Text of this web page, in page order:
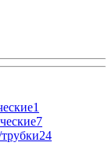
1
7
24